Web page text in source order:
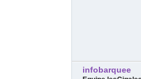
infobarquee